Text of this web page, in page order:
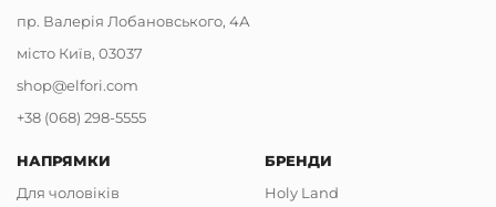
пр. Валерія Лобановського, 4А
місто Київ, 03037
shop@elfori.com
+38 (068) 298-5555
НАПРЯМКИ
Для чоловіків
БРЕНДИ
Holy Land